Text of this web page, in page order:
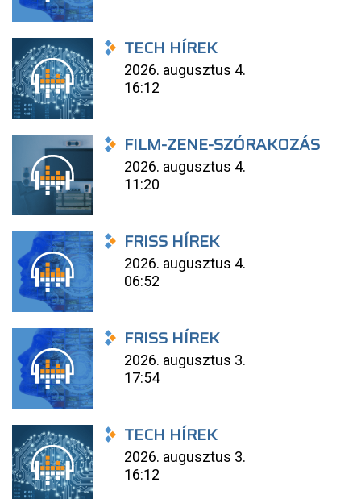
TECH HÍREK
2026. augusztus 4.
16:12
FILM-ZENE-SZÓRAKOZÁS
2026. augusztus 4.
11:20
FRISS HÍREK
2026. augusztus 4.
06:52
FRISS HÍREK
2026. augusztus 3.
17:54
TECH HÍREK
2026. augusztus 3.
16:12